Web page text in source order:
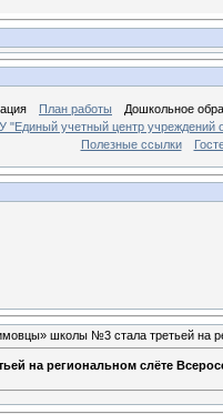
План работы
Дошкольное
"Единый учетный центр учреждений
Полезные ссылки
школы №3 стала третьей на
на региональном слёте